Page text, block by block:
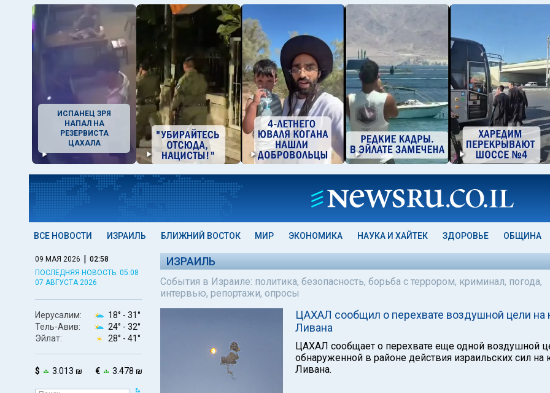
ИСПАНЕЦ ЗРЯ
НАПАЛ НА
РЕЗЕРВИСТА
ЦАХАЛА
ВСЕ НОВОСТИ ИЗРАИЛЬ БЛИЖНИЙ ВОСТОК МИР ЭКОНОМИКА НАУКА И ХАЙТЕК ЗДОРОВЬЕ ОБЩИНА
09 МАЯ 2026 | 02:58
ПОСЛЕДНЯЯ НОВОСТЬ: 05:08
07 АВГУСТА 2026
Иерусалим: 18° - 31°
Тель-Авив:
24° - 32°
Эйлат:
28° - 41°
$ 3.013 ₪ € 3.478 ₪
ИЗРАИЛЬ
События в Израиле: политика, безопасность, борьба с террором, криминал, погода,
интервью, репортажи, опросы
ЦАХАЛ сообщил о перехвате воздушной цели на
Ливана
ЦАХАЛ сообщает о перехвате еще одной воздушной
обнаруженной в районе действия израильских сил на
Ливана.